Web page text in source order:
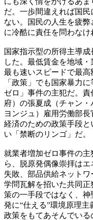
だ。一歩間違えれば国
ない。国民の人生を疲
に冷酷に責任を問わなけ
国家指示型の所得主導
した。最低賃金を地域・
最も速いスピードで最
「政策」でも国家暴力
ゼロ」事件の主犯だ。
府）の張夏成（チャン
ヨンジュ）雇用労働部
経済のための政策手段
い「禁断のリンゴ」だ。
就業者増加ゼロ事件の
ら、脱原発偶像崇拝は
失敗、部品供給ネット
学問瓦解を招いた共同
策の一手段ではなく、
発に“仕える”環境原理
政策をもてあそんでい